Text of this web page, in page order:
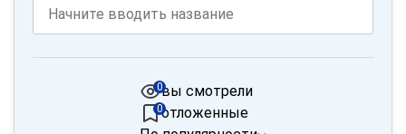
вы смотрели
0
отложенные
0